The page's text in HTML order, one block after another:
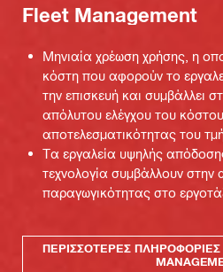
Fleet Management
Μηνιαία χρέωση χρήσης, η
κόστη που αφορούν το
την επισκευή και συμβάλλει
απόλυτου ελέγχου του
αποτελεσματικότητας του
Τα εργαλεία υψηλής
τεχνολογία συμβάλλουν στην
παραγωγικότητας στο
ΠΕΡΙΣΣΌΤΕΡΕΣ ΠΛΗΡΟΦΟΡΊΕΣ